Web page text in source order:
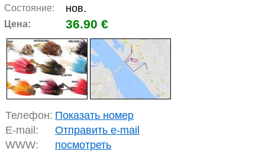
Состояние: нов.
Цена: 36.90 €
Телефон: Показать номер
E-mail:
Отправить e-mail
WWW:
посмотреть